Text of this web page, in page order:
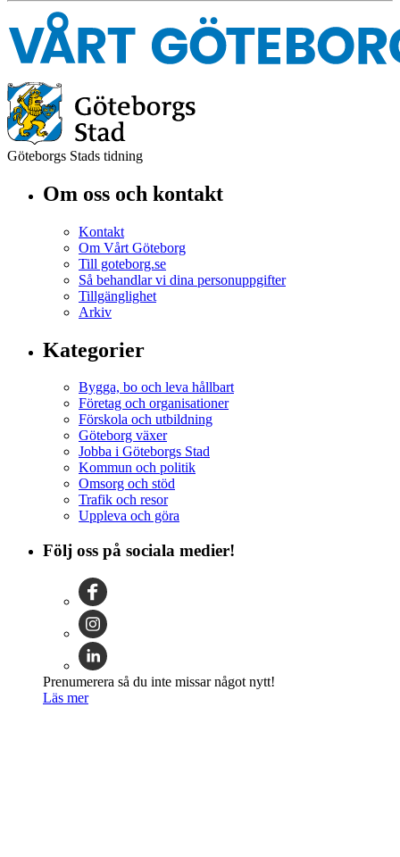
Göteborgs Stads tidning
Om oss och kontakt
Kontakt
Om Vårt Göteborg
Till goteborg.se
Så behandlar vi dina personuppgifter
Tillgänglighet
Arkiv
Kategorier
Bygga, bo och leva hållbart
Företag och organisationer
Förskola och utbildning
Göteborg växer
Jobba i Göteborgs Stad
Kommun och politik
Omsorg och stöd
Trafik och resor
Uppleva och göra
Följ oss på sociala medier!
Prenumerera så du inte missar något nytt!
Läs mer